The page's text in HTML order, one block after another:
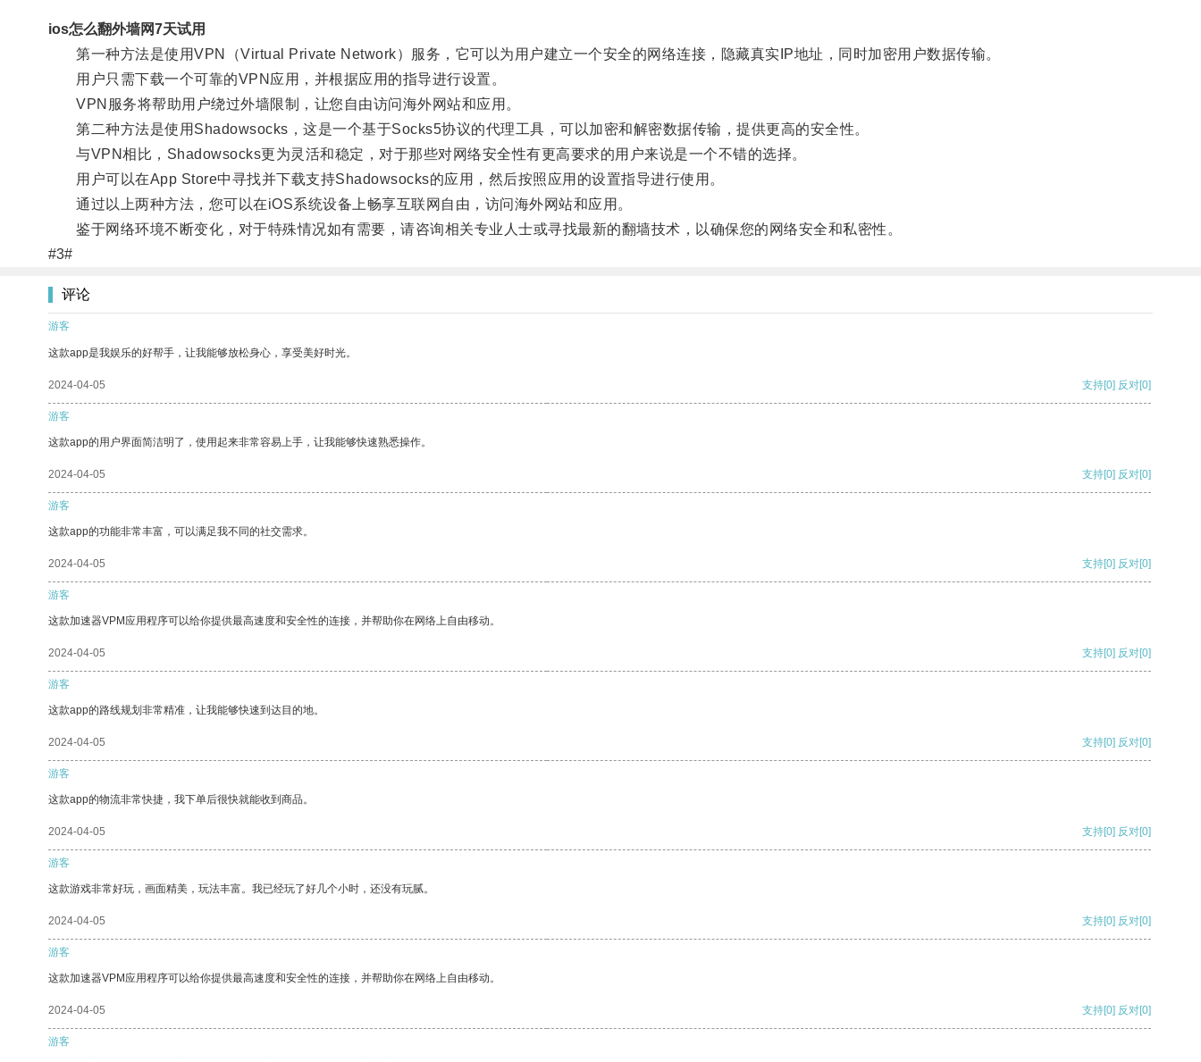
ios怎么翻外墙网7天试用
第一种方法是使用VPN（Virtual Private Network）服务，它可以为用户建立一个安全的网络连接，隐藏真实IP地址，同时加密用户数据传输。
用户只需下载一个可靠的VPN应用，并根据应用的指导进行设置。
VPN服务将帮助用户绕过外墙限制，让您自由访问海外网站和应用。
第二种方法是使用Shadowsocks，这是一个基于Socks5协议的代理工具，可以加密和解密数据传输，提供更高的安全性。
与VPN相比，Shadowsocks更为灵活和稳定，对于那些对网络安全性有更高要求的用户来说是一个不错的选择。
用户可以在App Store中寻找并下载支持Shadowsocks的应用，然后按照应用的设置指导进行使用。
通过以上两种方法，您可以在iOS系统设备上畅享互联网自由，访问海外网站和应用。
鉴于网络环境不断变化，对于特殊情况如有需要，请咨询相关专业人士或寻找最新的翻墙技术，以确保您的网络安全和私密性。
#3#
评论
游客
这款app是我娱乐的好帮手，让我能够放松身心，享受美好时光。
2024-04-05 支持[0] 反对[0]
游客
这款app的用户界面简洁明了，使用起来非常容易上手，让我能够快速熟悉操作。
2024-04-05 支持[0] 反对[0]
游客
这款app的功能非常丰富，可以满足我不同的社交需求。
2024-04-05 支持[0] 反对[0]
游客
这款加速器VPM应用程序可以给你提供最高速度和安全性的连接，并帮助你在网络上自由移动。
2024-04-05 支持[0] 反对[0]
游客
这款app的路线规划非常精准，让我能够快速到达目的地。
2024-04-05 支持[0] 反对[0]
游客
这款app的物流非常快捷，我下单后很快就能收到商品。
2024-04-05 支持[0] 反对[0]
游客
这款游戏非常好玩，画面精美，玩法丰富。我已经玩了好几个小时，还没有玩腻。
2024-04-05 支持[0] 反对[0]
游客
这款加速器VPM应用程序可以给你提供最高速度和安全性的连接，并帮助你在网络上自由移动。
2024-04-05 支持[0] 反对[0]
游客